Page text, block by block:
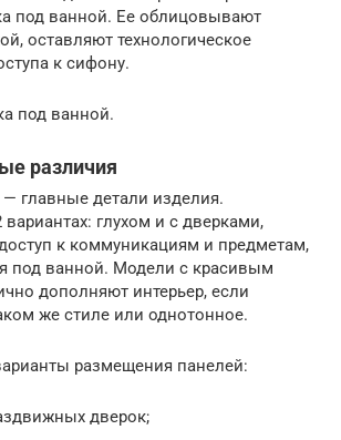
под ванной. Ее облицовывают
оставляют технологическое
к сифону.
под ванной.
различия
главные детали изделия.
глухом и с дверками,
к коммуникациям и предметам,
под ванной. Модели с красивым
дополняют интерьер, если
же стиле или однотонное.
размещения панелей:
дверок;